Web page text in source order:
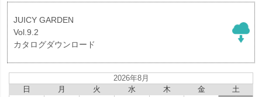
JUICY GARDEN
Vol.9.2
カタログダウンロード
2026年8月
日
月 火 水 木 金
土